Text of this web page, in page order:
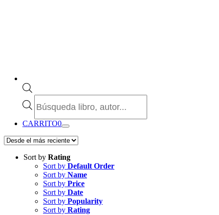
de
CARRITO0
Sort by Rating
Sort by Default Order
Sort by Name
Sort by Price
Sort by Date
Sort by Popularity
Sort by Rating